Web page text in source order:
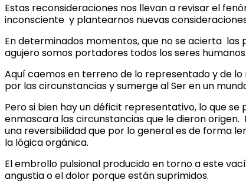
Estas reconsideraciones nos llevan a revisar el
inconsciente y plantearnos nuevas
En determinados momentos, que no se acierta
agujero somos portadores todos los seres humanos.
Aquí caemos en terreno de lo representado y de
por las circunstancias y sumerge al Ser en un
Pero si bien hay un déficit representativo, lo que
enmascara las circunstancias que le dieron
una reversibilidad que por lo general es de forma
la lógica orgánica.
El embrollo pulsional producido en torno a este
angustia o el dolor porque están suprimidos.